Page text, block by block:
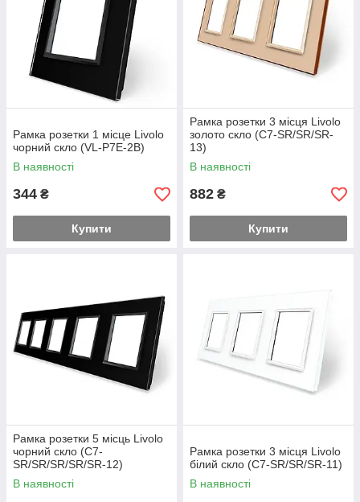
Рамка розетки 1 місце Livolo
чорний скло (VL-P7E-2B)
В наявності
344 ₴
Купити
Рамка розетки 3 місця Livolo
золото скло (C7-SR/SR/SR-
13)
В наявності
882 ₴
Купити
Рамка розетки 5 місць Livolo
чорний скло (C7-
SR/SR/SR/SR/SR-12)
В наявності
Рамка розетки 3 місця Livolo
білий скло (C7-SR/SR/SR-11)
В наявності